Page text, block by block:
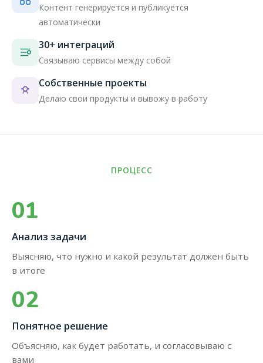
Контент генерируется и публикуется
автоматически
30+ интеграций
Связываю сервисы между собой
Собственные проекты
Делаю свои продукты и вывожу в работу
ПРОЦЕСС
01
Анализ задачи
Выясняю, что нужно и какой результат должен быть
в итоге
02
Понятное решение
Объясняю, как будет работать, и согласовываю с
вами